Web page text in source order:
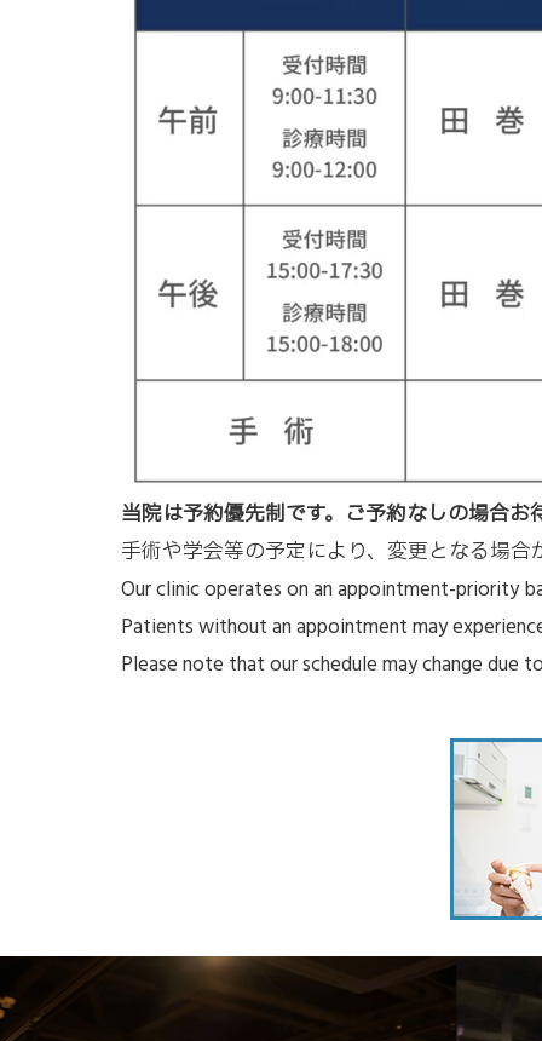
当院は予約優先制です。ご予約なしの場合
⼿術や学会等の予定により、変更となる場合
Our clinic operates on an appointment-priority
Patients without an appointment may
Please note that our schedule may change due